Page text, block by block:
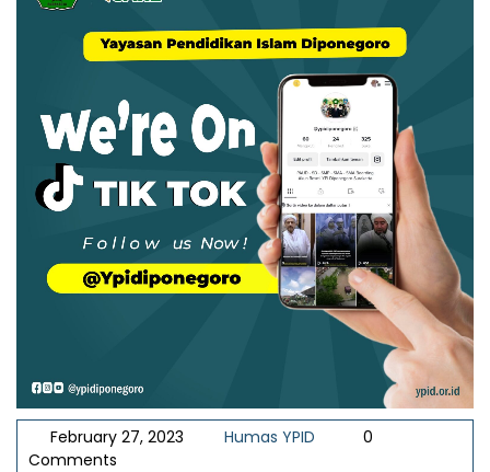
February 27, 2023 Humas YPID
0
Comments